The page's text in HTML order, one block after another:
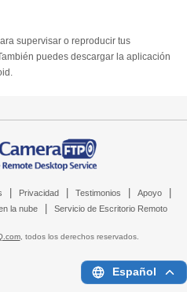
supervisar o reproducir tus
puedes descargar la aplicación
Privacidad Testimonios Apoyo
la nube Servicio de Escritorio Remoto
, todos los derechos reservados.
Español